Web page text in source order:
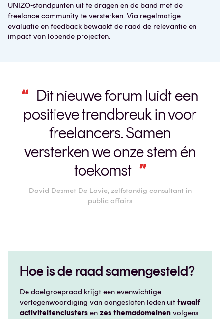
UNIZO-standpunten uit te dragen en de band met de
freelance community te versterken. Via regelmatige
evaluatie en feedback bewaakt de raad de relevantie en
impact van lopende projecten.
Dit nieuwe forum luidt een
positieve trendbreuk in voor
freelancers. Samen
versterken we onze stem én
toekomst
David Desmet De Lavie, zelfstandig consultant in
public affairs
Hoe is de raad samengesteld?
De doelgroepraad krijgt een evenwichtige
vertegenwoordiging van aangesloten leden uit twaalf
activiteitenclusters en zes themadomeinen volgens